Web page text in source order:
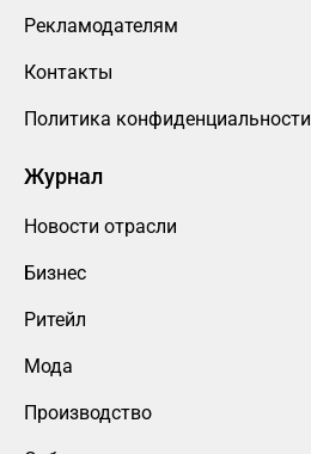
Рекламодателям
Контакты
Политика конфиденциальности
Журнал
Новости отрасли
Бизнес
Ритейл
Мода
Производство